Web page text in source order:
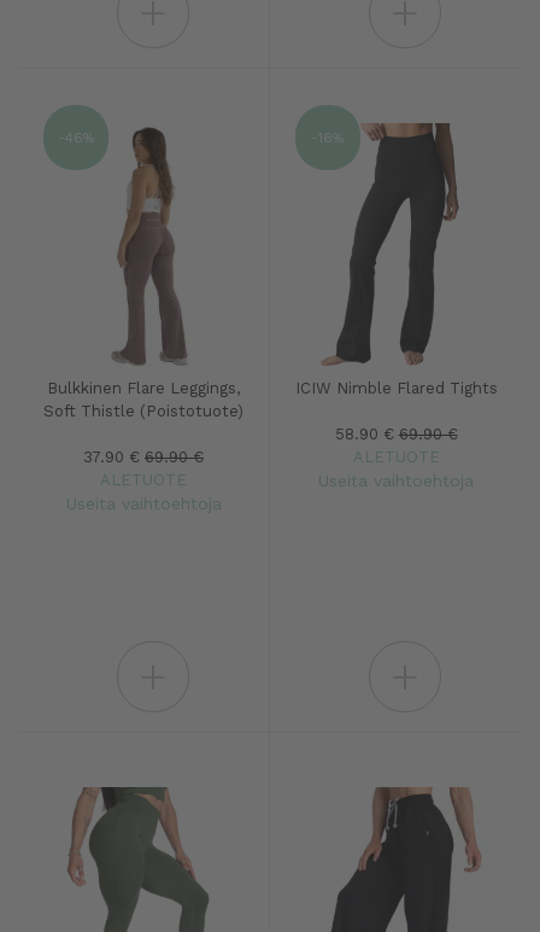
Bulkkinen Flare Leggings,
Soft Thistle (Poistotuote)
37.90 € 69.90 €
ALETUOTE
Useita vaihtoehtoja
-46%
ICIW Nimble Flared Tights
58.90 € 69.90 €
ALETUOTE
Useita vaihtoehtoja
-16%